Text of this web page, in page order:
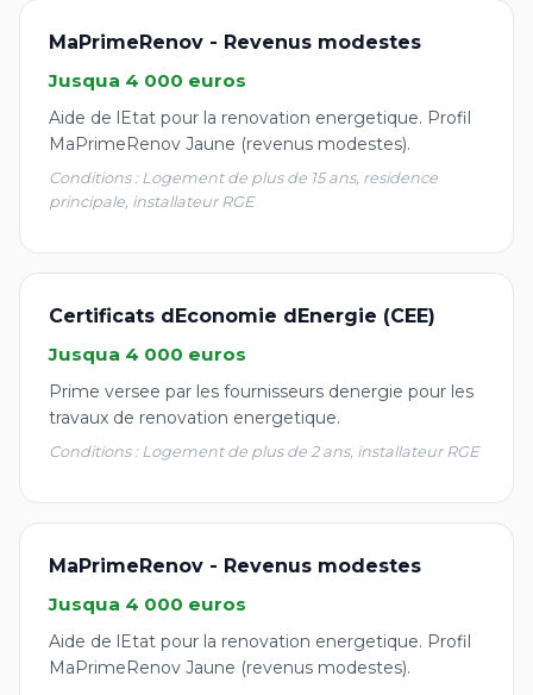
MaPrimeRenov - Revenus modestes
Jusqua 4 000 euros
Aide de lEtat pour la renovation energetique. Profil
MaPrimeRenov Jaune (revenus modestes).
Conditions : Logement de plus de 15 ans, residence
principale, installateur RGE
Certificats dEconomie dEnergie (CEE)
Jusqua 4 000 euros
Prime versee par les fournisseurs denergie pour les
travaux de renovation energetique.
Conditions : Logement de plus de 2 ans, installateur RGE
MaPrimeRenov - Revenus modestes
Jusqua 4 000 euros
Aide de lEtat pour la renovation energetique. Profil
MaPrimeRenov Jaune (revenus modestes).